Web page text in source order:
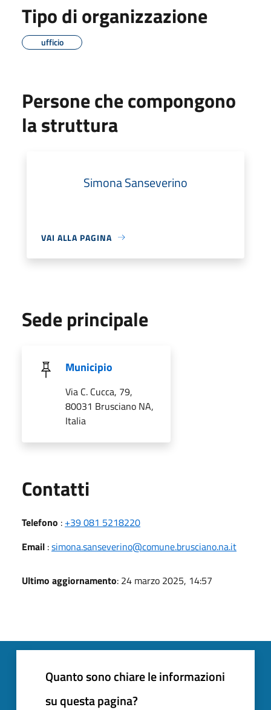
Tipo di organizzazione
ufficio
Persone che compongono
la struttura
Simona Sanseverino
VAI ALLA PAGINA
Sede principale
Municipio
Via C. Cucca, 79,
80031 Brusciano NA,
Italia
Contatti
Telefono : +39 081 5218220
Email :simona.sanseverino@comune.brusciano.na.it
Ultimo aggiornamento: 24 marzo 2025, 14:57
Quanto sono chiare le informazioni
su questa pagina?